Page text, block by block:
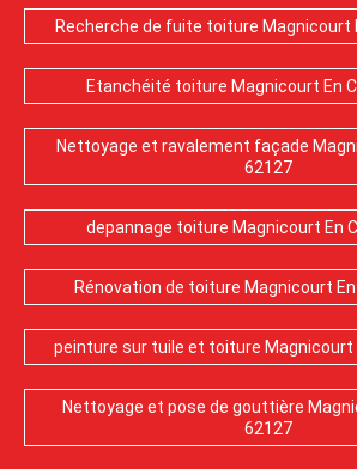
Recherche de fuite toiture Magnicourt
Etanchéité toiture Magnicourt En
Nettoyage et ravalement façade
62127
depannage toiture Magnicourt En
Rénovation de toiture Magnicourt
peinture sur tuile et toiture Magnicourt
Nettoyage et pose de gouttière
62127